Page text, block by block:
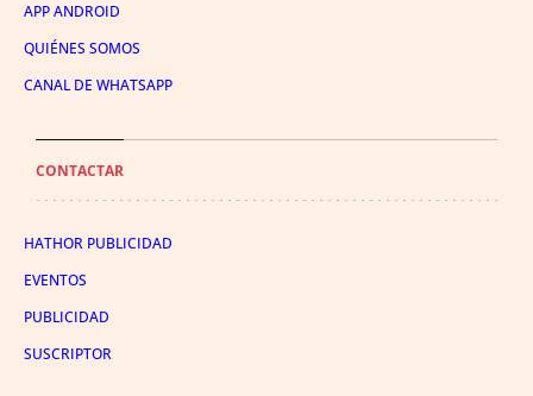
APP ANDROID
QUIÉNES SOMOS
CANAL DE WHATSAPP
CONTACTAR
HATHOR PUBLICIDAD
EVENTOS
PUBLICIDAD
SUSCRIPTOR